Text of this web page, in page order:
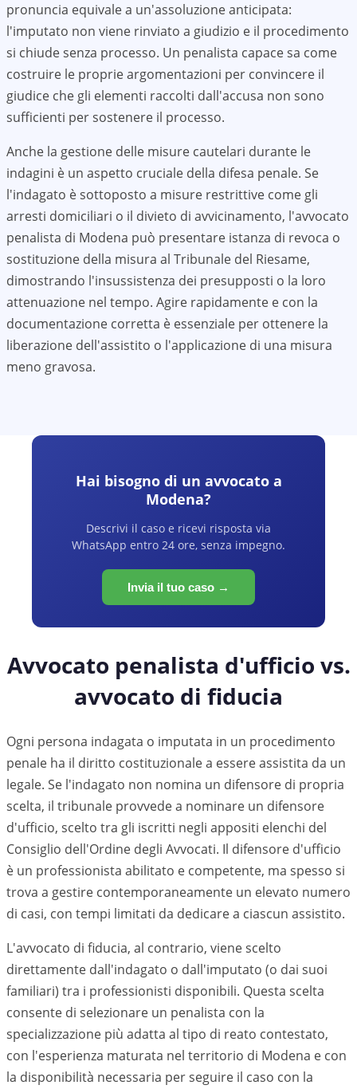
pronuncia equivale a un'assoluzione anticipata:
l'imputato non viene rinviato a giudizio e il procedimento
si chiude senza processo. Un penalista capace sa come
costruire le proprie argomentazioni per convincere il
giudice che gli elementi raccolti dall'accusa non sono
sufficienti per sostenere il processo.
Anche la gestione delle misure cautelari durante le
indagini è un aspetto cruciale della difesa penale. Se
l'indagato è sottoposto a misure restrittive come gli
arresti domiciliari o il divieto di avvicinamento, l'avvocato
penalista di Modena può presentare istanza di revoca o
sostituzione della misura al Tribunale del Riesame,
dimostrando l'insussistenza dei presupposti o la loro
attenuazione nel tempo. Agire rapidamente e con la
documentazione corretta è essenziale per ottenere la
liberazione dell'assistito o l'applicazione di una misura
meno gravosa.
Hai bisogno di un avvocato a
Modena?
Descrivi il caso e ricevi risposta via
WhatsApp entro 24 ore, senza impegno.
Invia il tuo caso →
Avvocato penalista d'ufficio vs.
avvocato di fiducia
Ogni persona indagata o imputata in un procedimento
penale ha il diritto costituzionale a essere assistita da un
legale. Se l'indagato non nomina un difensore di propria
scelta, il tribunale provvede a nominare un difensore
d'ufficio, scelto tra gli iscritti negli appositi elenchi del
Consiglio dell'Ordine degli Avvocati. Il difensore d'ufficio
è un professionista abilitato e competente, ma spesso si
trova a gestire contemporaneamente un elevato numero
di casi, con tempi limitati da dedicare a ciascun assistito.
L'avvocato di fiducia, al contrario, viene scelto
direttamente dall'indagato o dall'imputato (o dai suoi
familiari) tra i professionisti disponibili. Questa scelta
consente di selezionare un penalista con la
specializzazione più adatta al tipo di reato contestato,
con l'esperienza maturata nel territorio di Modena e con
la disponibilità necessaria per seguire il caso con la